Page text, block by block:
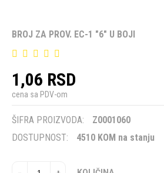
BROJ ZA PROV. EC-1 "6" U BOJI
1,06 RSD
cena sa PDV-om
ŠIFRA PROIZVODA:
Z0001060
DOSTUPNOST:
4510 KOM na stanju